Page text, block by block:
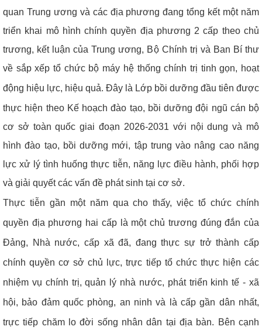
quan Trung ương và các địa phương đang tổng kết một năm
triển khai mô hình chính quyền địa phương 2 cấp theo chủ
trương, kết luận của Trung ương, Bộ Chính trị và Ban Bí thư
về sắp xếp tổ chức bộ máy hệ thống chính trị tinh gọn, hoạt
động hiệu lực, hiệu quả. Đây là Lớp bồi dưỡng đầu tiên được
thực hiện theo Kế hoạch đào tạo, bồi dưỡng đội ngũ cán bộ
cơ sở toàn quốc giai đoạn 2026-2031 với nội dung và mô
hình đào tạo, bồi dưỡng mới, tập trung vào nâng cao năng
lực xử lý tình huống thực tiễn, năng lực điều hành, phối hợp
và giải quyết các vấn đề phát sinh tại cơ sở.
Thực tiễn gần một năm qua cho thấy, việc tổ chức chính
quyền địa phương hai cấp là một chủ trương đúng đắn của
Đảng, Nhà nước, cấp xã đã, đang thực sự trở thành cấp
chính quyền cơ sở chủ lực, trực tiếp tổ chức thực hiện các
nhiệm vụ chính trị, quản lý nhà nước, phát triển kinh tế - xã
hội, bảo đảm quốc phòng, an ninh và là cấp gần dân nhất,
trực tiếp chăm lo đời sống nhân dân tại địa bàn. Bên cạnh